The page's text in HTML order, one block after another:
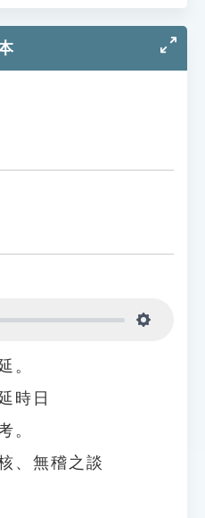
。
時日
。
、無稽之談